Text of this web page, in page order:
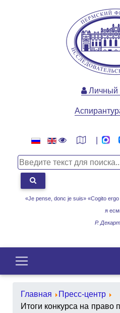
«Je pense, donc je suis» «Cogito
я
Р.
Личный
Главная
Пресс-центр
Итоги конкурса на право